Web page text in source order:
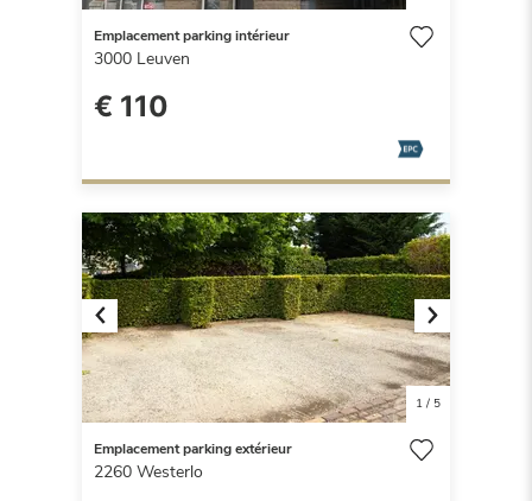
Emplacement parking intérieur
3000 Leuven
€ 110
Previous Next
1/ 5
Emplacement parking extérieur
2260 Westerlo